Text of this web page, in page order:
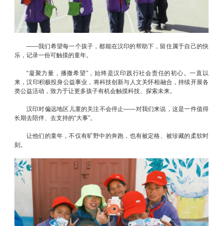
——我们希望每一个孩子，都能在汉印的帮助下，留住属于自己的快
乐，记录一份可触摸的童年。
“凝聚力量，播撒希望”，始终是汉印践行社会责任的初心。一直以
来，汉印积极投身公益事业，将科技创新与人文关怀相融合，持续开展各
类公益活动，致力于让更多孩子有机会触摸科技、探索未来。
汉印对偏远地区儿童的关注不会停止——对我们来说，这是一件值得
长期去陪伴、去支持的“大事”。
让他们的童年，不仅有旷野中的奔跑，也有被定格、被珍藏的柔软时
刻。